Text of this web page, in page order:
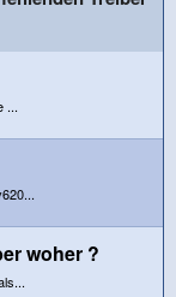
...
woher ?